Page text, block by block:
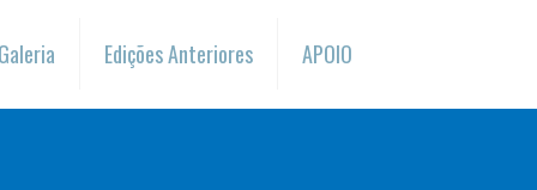
Edições Anteriores APOIO